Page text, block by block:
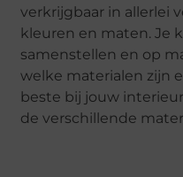
verkrijgbaar in allerlei
kleuren en maten. Je
samenstellen en op
welke materialen zijn
beste bij jouw
de verschillende